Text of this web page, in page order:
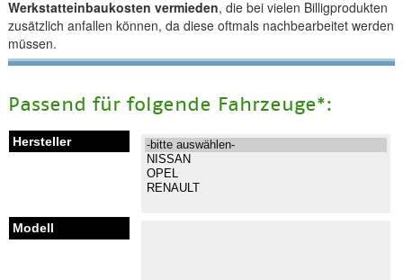
Werkstatteinbaukosten vermieden, die bei vielen Billigprodukten
zusätzlich anfallen können, da diese oftmals nachbearbeitet werden
müssen.
Passend für folgende Fahrzeuge*: